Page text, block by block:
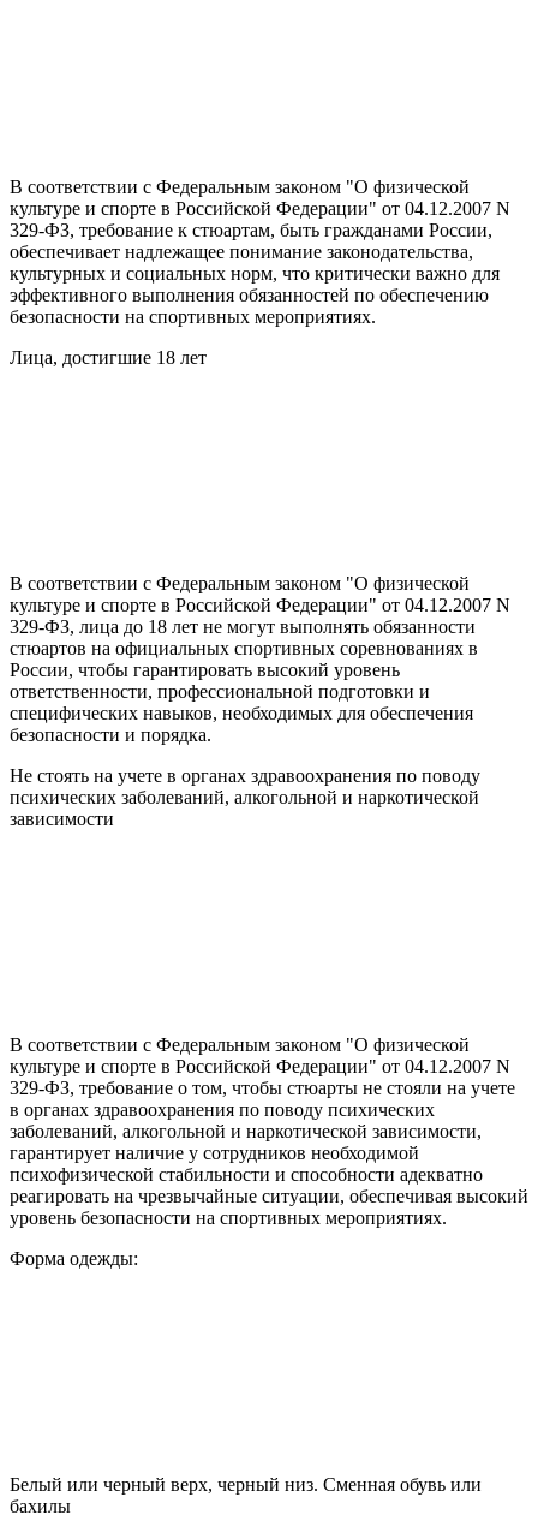
В соответствии с Федеральным законом "О физической
культуре и спорте в Российской Федерации" от 04.12.2007 N
329-ФЗ, требование к стюартам, быть гражданами России,
обеспечивает надлежащее понимание законодательства,
культурных и социальных норм, что критически важно для
эффективного выполнения обязанностей по обеспечению
безопасности на спортивных мероприятиях.
Лица, достигшие 18 лет
В соответствии с Федеральным законом "О физической
культуре и спорте в Российской Федерации" от 04.12.2007 N
329-ФЗ, лица до 18 лет не могут выполнять обязанности
стюартов на официальных спортивных соревнованиях в
России, чтобы гарантировать высокий уровень
ответственности, профессиональной подготовки и
специфических навыков, необходимых для обеспечения
безопасности и порядка.
Не стоять на учете в органах здравоохранения по поводу
психических заболеваний, алкогольной и наркотической
зависимости
В соответствии с Федеральным законом "О физической
культуре и спорте в Российской Федерации" от 04.12.2007 N
329-ФЗ, требование о том, чтобы стюарты не стояли на учете
в органах здравоохранения по поводу психических
заболеваний, алкогольной и наркотической зависимости,
гарантирует наличие у сотрудников необходимой
психофизической стабильности и способности адекватно
реагировать на чрезвычайные ситуации, обеспечивая высокий
уровень безопасности на спортивных мероприятиях.
Форма одежды:
Белый или черный верх, черный низ. Сменная обувь или
бахилы